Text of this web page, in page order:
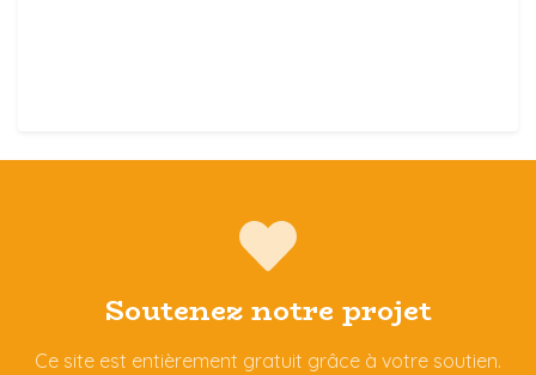
Soutenez notre projet
Ce site est entièrement gratuit grâce à votre soutien.